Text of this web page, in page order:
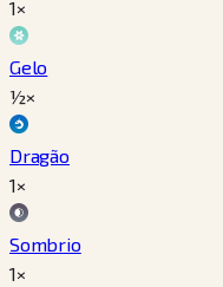
1×
Gelo
½×
Dragão
1×
Sombrio
1×